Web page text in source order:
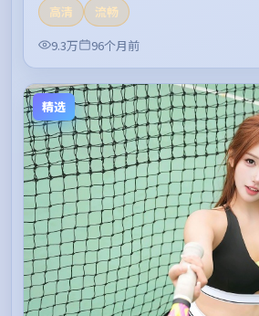
高清
流畅
9.3万
96个月前
精选